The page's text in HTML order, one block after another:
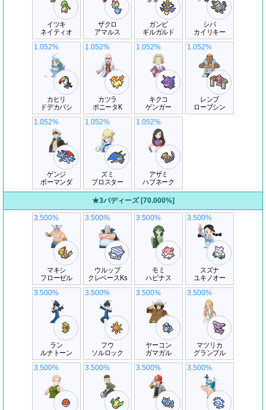
イツキ
ネイティオ
ザクロ
アマルス
ガンピ
ギルガルド
シバ
カイリキー
カヒリ
ドデカバシ
1.052%
カツラ
ポニータK
1.052%
キクコ
ゲンガー
1.052%
レンブ
ローブシン
1.052%
ゲンジ
ボーマンダ
1.052%
ズミ
ブロスター
1.052%
アザミ
ハブネーク
1.052%
★3バディーズ [70.000%]
マキシ
フローゼル
3.500%
ウルップ
クレベースKs
3.500%
モミ
ハピナス
3.500%
スズナ
ユキノオー
3.500%
ラン
ルナトーン
3.500%
フウ
ソルロック
3.500%
ヤーコン
ガマガル
3.500%
マツリカ
グランブル
3.500%
3.500% 3.500% 3.500% 3.500%